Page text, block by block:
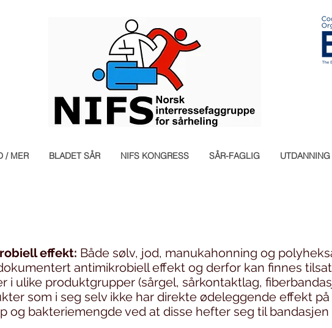
/ MER BLADET SÅR NIFS KONGRESS SÅR-FAGLIG UTDANNING
effekt: Både sølv, jod, manukahonning og
antimikrobiell effekt og derfor kan finnes
i ulike produktgrupper (sårgel, sårkontaktlag,
som i seg selv ikke har direkte ødeleggende effekt
og bakteriemengde ved at disse hefter seg til